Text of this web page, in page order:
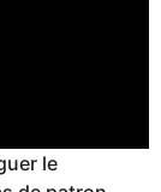
le